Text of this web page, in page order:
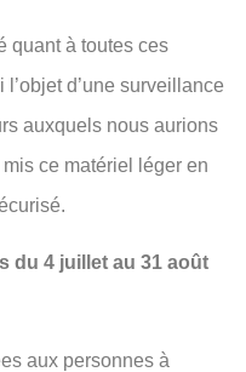
quant à toutes ces
d’une surveillance
auxquels nous aurions
ce matériel léger en
du 4 juillet au 31 août
aux personnes à